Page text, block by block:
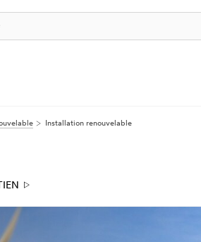
Installation renouvelable